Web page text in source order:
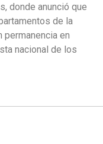
donde anunció que
de la
en
nacional de los